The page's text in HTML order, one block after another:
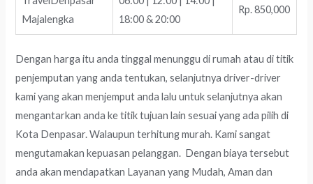
Majalengka
18:00 & 20:00
Rp. 850,000
Dengan harga itu anda tinggal menunggu di rumah atau di titik
penjemputan yang anda tentukan, selanjutnya driver-driver
kami yang akan menjemput anda lalu untuk selanjutnya akan
mengantarkan anda ke titik tujuan lain sesuai yang ada pilih di
Kota Denpasar. Walaupun terhitung murah. Kami sangat
mengutamakan kepuasan pelanggan. Dengan biaya tersebut
anda akan mendapatkan Layanan yang Mudah, Aman dan